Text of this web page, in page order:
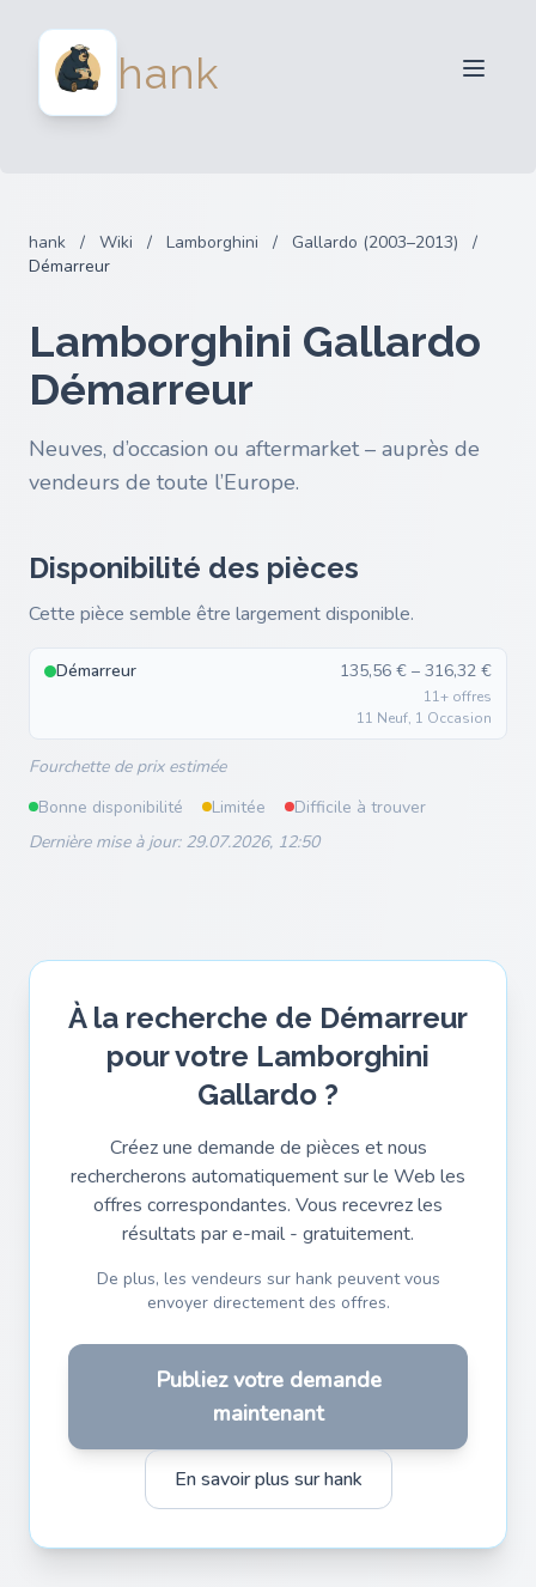
hank
hank / Wiki / Lamborghini / Gallardo (2003–2013)
/
Démarreur
Lamborghini Gallardo
Démarreur
Neuves, d’occasion ou aftermarket – auprès de
vendeurs de toute l’Europe.
Disponibilité des pièces
Cette pièce semble être largement disponible.
Démarreur 135,56 € – 316,32 €
11+ offres
11 Neuf, 1 Occasion
Fourchette de prix estimée
Bonne disponibilité
Limitée
Difficile à trouver
Dernière mise à jour: 29.07.2026, 12:50
À la recherche de Démarreur
pour votre Lamborghini
Gallardo ?
Créez une demande de pièces et nous
rechercherons automatiquement sur le Web les
offres correspondantes. Vous recevrez les
résultats par e-mail - gratuitement.
De plus, les vendeurs sur hank peuvent vous
envoyer directement des offres.
Publiez votre demande
maintenant
En savoir plus sur hank